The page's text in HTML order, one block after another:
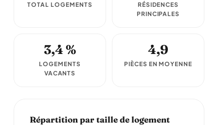
TOTAL LOGEMENTS
RÉSIDENCES
PRINCIPALES
3,4 %
LOGEMENTS
VACANTS
4,9
PIÈCES EN MOYENNE
Répartition par taille de logement